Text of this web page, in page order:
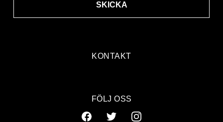
KONTAKT
SKICKA
FÖLJ OSS